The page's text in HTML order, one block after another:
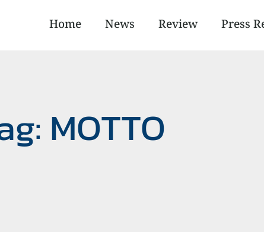
Home News Review Press
MOTTO